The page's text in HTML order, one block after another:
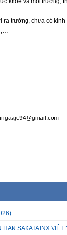
khỏe và môi trường,
ra trường, chưa có kinh
SAKATA INX